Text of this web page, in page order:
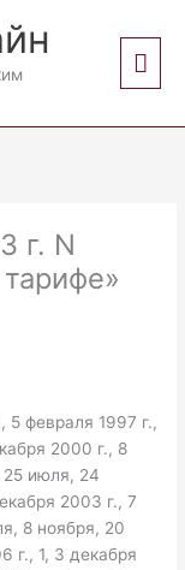
г. N
5 февраля 1997 г.,
2000 г., 8
25 июля, 24
2003 г., 7
8 ноября, 20
г., 1, 3 декабря